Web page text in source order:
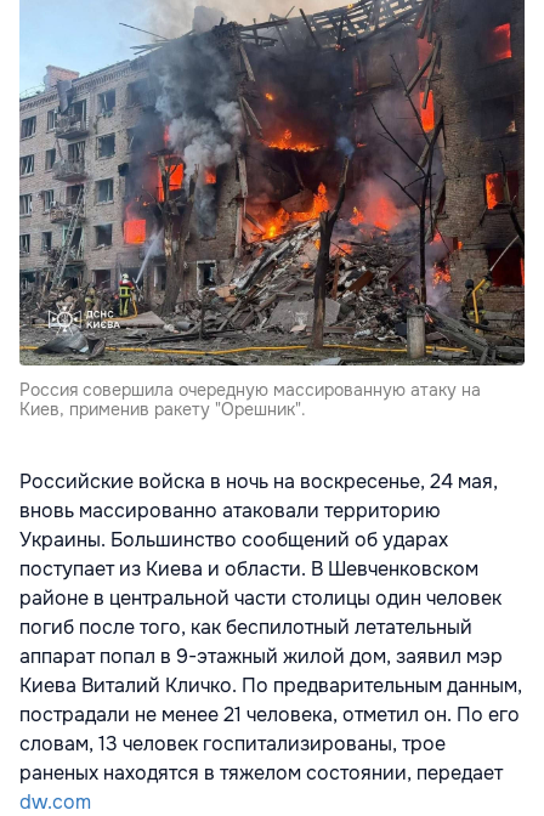
Россия совершила очередную массированную атаку на
Киев, применив ракету "Орешник".
Российские войска в ночь на воскресенье, 24 мая,
вновь массированно атаковали территорию
Украины. Большинство сообщений об ударах
поступает из Киева и области. В Шевченковском
районе в центральной части столицы один человек
погиб после того, как беспилотный летательный
аппарат попал в 9-этажный жилой дом, заявил мэр
Киева Виталий Кличко. По предварительным данным,
пострадали не менее 21 человека, отметил он. По его
словам, 13 человек госпитализированы, трое
раненых находятся в тяжелом состоянии, передает
dw.com